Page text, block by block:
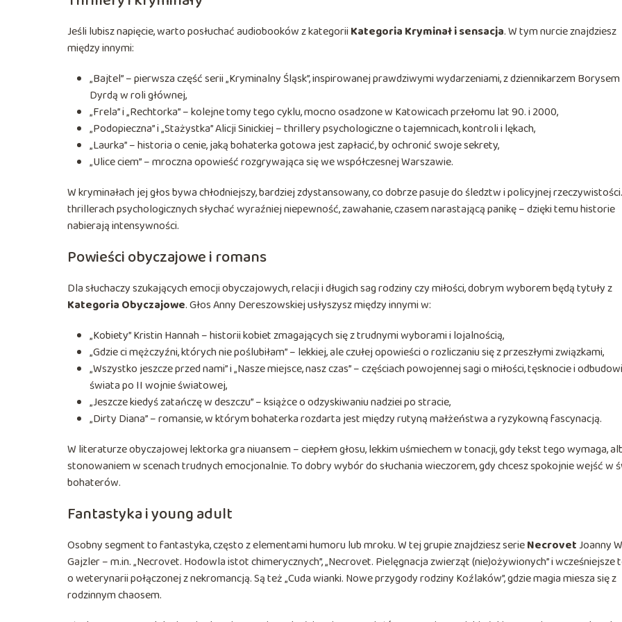
Jeśli lubisz napięcie, warto posłuchać audiobooków z kategorii Kategoria Kryminał i sensacja. W tym nurcie znajdziesz
między innymi:
„Bajtel” – pierwsza część serii „Kryminalny Śląsk”, inspirowanej prawdziwymi wydarzeniami, z dziennikarzem Borysem
Dyrdą w roli głównej,
„Frela” i „Rechtorka” – kolejne tomy tego cyklu, mocno osadzone w Katowicach przełomu lat 90. i 2000,
„Podopieczna” i „Stażystka” Alicji Sinickiej – thrillery psychologiczne o tajemnicach, kontroli i lękach,
„Laurka” – historia o cenie, jaką bohaterka gotowa jest zapłacić, by ochronić swoje sekrety,
„Ulice ciem” – mroczna opowieść rozgrywająca się we współczesnej Warszawie.
W kryminałach jej głos bywa chłodniejszy, bardziej zdystansowany, co dobrze pasuje do śledztw i policyjnej
thrillerach psychologicznych słychać wyraźniej niepewność, zawahanie, czasem narastającą panikę – dzięki temu historie
nabierają intensywności.
Powieści obyczajowe i romans
Dla słuchaczy szukających emocji obyczajowych, relacji i długich sag rodziny czy miłości, dobrym wyborem będą tytuły z
Kategoria Obyczajowe. Głos Anny Dereszowskiej usłyszysz między innymi w:
„Kobiety” Kristin Hannah – historii kobiet zmagających się z trudnymi wyborami i lojalnością,
„Gdzie ci mężczyźni, których nie poślubiłam” – lekkiej, ale czułej opowieści o rozliczaniu się z przeszłymi związkami,
„Wszystko jeszcze przed nami” i „Nasze miejsce, nasz czas” – częściach powojennej sagi o miłości, tęsknocie i
świata po II wojnie światowej,
„Jeszcze kiedyś zatańczę w deszczu” – książce o odzyskiwaniu nadziei po stracie,
„Dirty Diana” – romansie, w którym bohaterka rozdarta jest między rutyną małżeństwa a ryzykowną fascynacją.
W literaturze obyczajowej lektorka gra niuansem – ciepłem głosu, lekkim uśmiechem w tonacji, gdy tekst tego wymaga,
stonowaniem w scenach trudnych emocjonalnie. To dobry wybór do słuchania wieczorem, gdy chcesz spokojnie wejść w
bohaterów.
Fantastyka i young adult
Osobny segment to fantastyka, często z elementami humoru lub mroku. W tej grupie znajdziesz serieNecrovetJoanny
Gajzler – m.in. „Necrovet. Hodowla istot chimerycznych”, „Necrovet. Pielęgnacja zwierząt (nie)ożywionych” i wcześniejsze
o weterynarii połączonej z nekromancją. Są też „Cuda wianki. Nowe przygody rodziny Koźlaków”, gdzie magia miesza się z
rodzinnym chaosem.